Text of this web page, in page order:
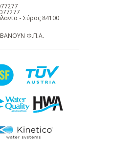
- Σύρος 84100
Φ.Π.Α.